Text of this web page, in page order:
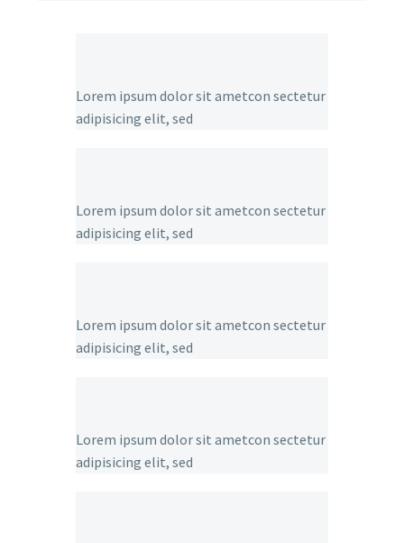
Lorem ipsum dolor sit ametcon sectetur
adipisicing elit, sed
Lorem ipsum dolor sit ametcon sectetur
adipisicing elit, sed
Lorem ipsum dolor sit ametcon sectetur
adipisicing elit, sed
Lorem ipsum dolor sit ametcon sectetur
adipisicing elit, sed